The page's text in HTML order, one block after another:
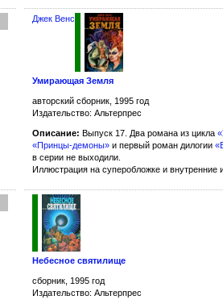
Джек Венс
Умирающая Земля
авторский сборник, 1995 год
Издательство: Альтерпрес
Описание: Выпуск 17. Два романа из цикла
«Принцы-демоны» и первый роман дилогии
в серии не выходили.
Иллюстрация на суперобложке и внутренние
Небесное святилище
сборник, 1995 год
Издательство: Альтерпрес